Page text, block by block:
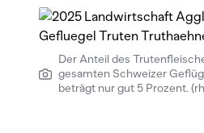
Der Anteil des
gesamten Schweizer
beträgt nur gut 5 Prozent.